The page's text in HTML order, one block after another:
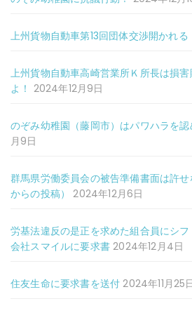
上州貨物自動車第13回団体交渉開かれる
上州貨物自動車高崎営業所Ｋ所長は損
よ！ 2024年12月9日
のぞみ幼稚園（藤岡市）はパワハラを認
月9日
群馬県労働委員会の被告準備書面は許
からの投稿）
2024年12月6日
労基法違反の是正を求めた組合員にシ
会社スマイルに要求書 2024年12月4日
住友生命に要求書を送付 2024年11月25